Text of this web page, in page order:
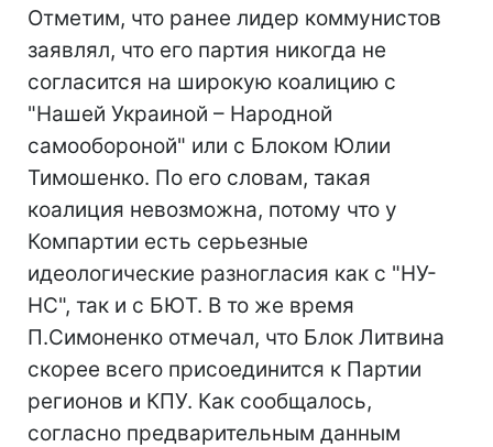
Отметим, что ранее лидер коммунистов
заявлял, что его партия никогда не
согласится на широкую коалицию с
"Нашей Украиной – Народной
самообороной" или с Блоком Юлии
Тимошенко. По его словам, такая
коалиция невозможна, потому что у
Компартии есть серьезные
идеологические разногласия как с "НУ-
НС", так и с БЮТ. В то же время
П.Симоненко отмечал, что Блок Литвина
скорее всего присоединится к Партии
регионов и КПУ. Как сообщалось,
согласно предварительным данным